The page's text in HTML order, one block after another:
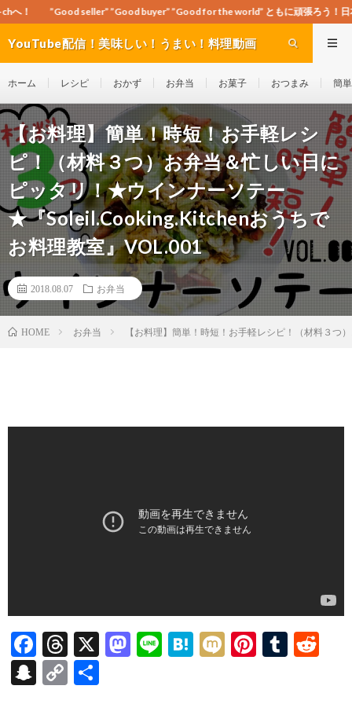
”Good buyer” ”Good for the world” ともに頑張ろう！日本！世界！
YouTube配信！美味しい！うまい！料理動画
ホーム レシピ おかず お弁当 お菓子 おつまみ 簡
【お料理】簡単！時短！お手軽レシ
ピ！（材料３つ）お弁当＆忙しい日に
ピッタリ！★ウインナーソテー
★『Soleil.Cooking.Kitchenおうちで
お料理教室』VOL.001
2018.08.07 お弁当
HOME お弁当 【お料理】簡単！時短！お手軽レシピ！（材料３
F
ac
e
T
hr
ea
X
M Li H M Pi T
S
C